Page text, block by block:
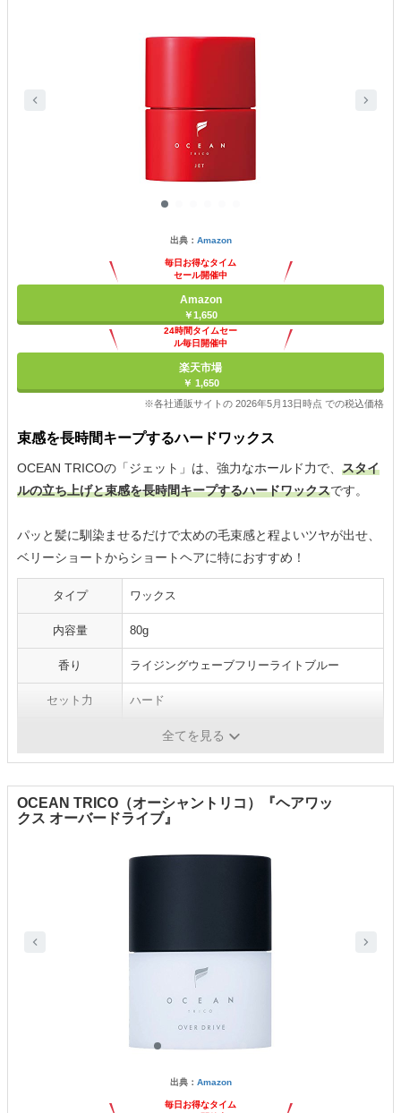
出典： Amazon
毎日お得なタイム
セール開催中
Amazon
￥1,650
24時間タイムセー
ル毎日開催中
楽天市場
￥ 1,650
※各社通販サイトの 2026年5月13日時点 での税込価格
束感を長時間キープするハードワックス
OCEAN TRICOの「ジェット」は、強力なホールド力で、 スタイ
ルの立ち上げと束感を長時間キープするハードワックスです。
パッと髪に馴染ませるだけで太めの毛束感と程よいツヤが出せ、
ベリーショートからショートヘアに特におすすめ！
タイプ ワックス
内容量 80g
香り ライジングウェーブフリーライトブルー
セット力 ハード
ツヤ感全てを見る
OCEAN TRICO（オーシャントリコ）『ヘアワッ
クス オーバードライブ』
出典： Amazon
毎日お得なタイム